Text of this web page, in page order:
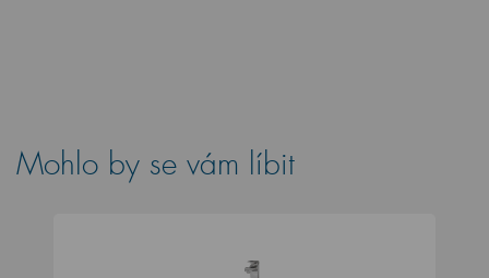
Mohlo by se vám líbit